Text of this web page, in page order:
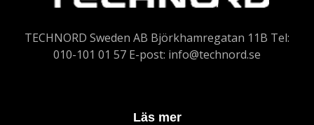
TECHNORD Sweden AB Björkhamregatan 11B Tel:
010-101 01 57 E-post: info@technord.se
Läs mer